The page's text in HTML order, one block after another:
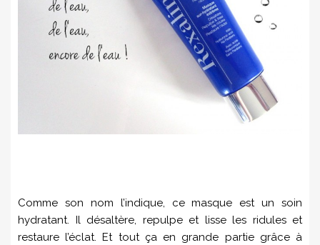
Comme son nom l’indique, ce masque est un soin
hydratant. Il désaltère, repulpe et lisse les ridules et
restaure l’éclat. Et tout ça en grande partie grâce à